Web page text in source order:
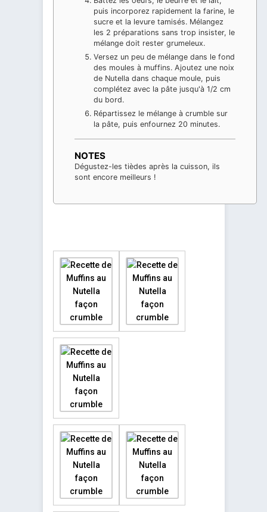
puis incorporez rapidement la farine, le
sucre et la levure tamisés. Mélangez
les 2 préparations sans trop insister, le
mélange doit rester grumeleux.
Versez un peu de mélange dans le fond
des moules à muffins. Ajoutez une noix
de Nutella dans chaque moule, puis
complétez avec la pâte jusqu'à 1/2 cm
du bord.
Répartissez le mélange à crumble sur
la pâte, puis enfournez 20 minutes.
NOTES
Dégustez-les tièdes après la cuisson, ils
sont encore meilleurs !